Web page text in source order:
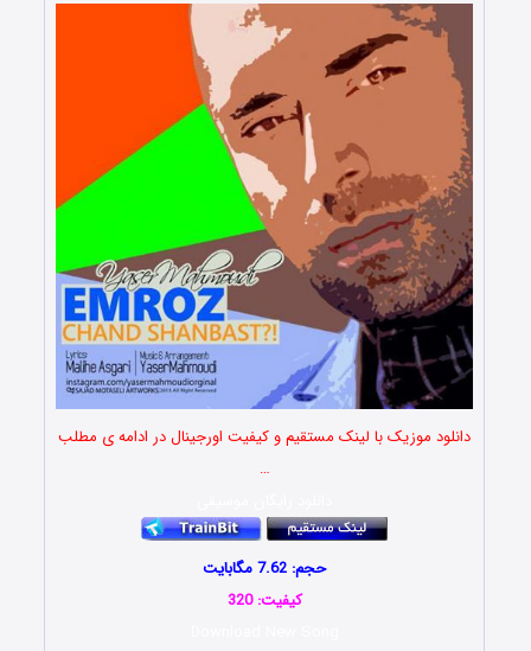
دانلود موزیک با لینک مستقیم و کیفیت اورجینال در ادامه ی مطلب
…
حجم: 7.62 مگابایت
کیفیت: 320